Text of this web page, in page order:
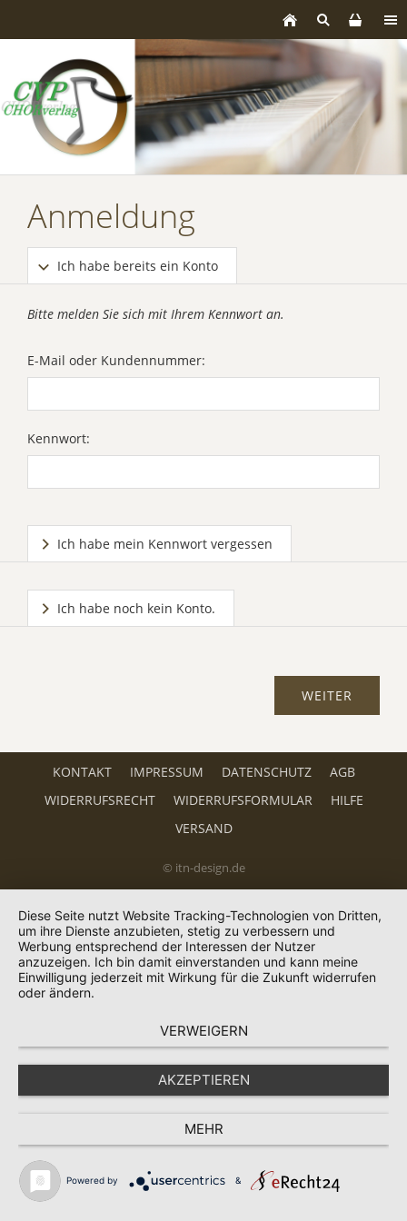
Anmeldung
Ich habe bereits ein Konto
Bitte melden Sie sich mit Ihrem Kennwort an.
E-Mail oder Kundennummer:
Kennwort:
Ich habe mein Kennwort vergessen
Ich habe noch kein Konto.
KONTAKT IMPRESSUM DATENSCHUTZ
AGB
WIDERRUFSRECHT
WIDERRUFSFORMULAR
HILFE
VERSAND
© itn-design.de
Diese Seite nutzt Website Tracking-Technologien von Dritten,
um ihre Dienste anzubieten, stetig zu verbessern und
Werbung entsprechend der Interessen der Nutzer
anzuzeigen. Ich bin damit einverstanden und kann meine
Einwilligung jederzeit mit Wirkung für die Zukunft widerrufen
oder ändern.
VERWEIGERN
AKZEPTIEREN
MEHR
Powered by &